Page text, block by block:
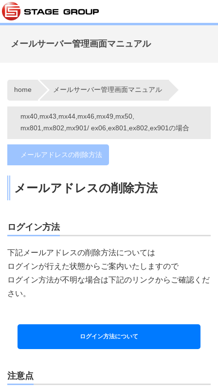
メールサーバー管理画面マニュアル
home メールサーバー管理画面マニュアル
mx40,mx43,mx44,mx46,mx49,mx50,
mx801,mx802,mx901/ ex06,ex801,ex802,ex901の場合
メールアドレスの削除方法
メールアドレスの削除方法
ログイン方法
下記メールアドレスの削除方法については
ログインが行えた状態からご案内いたしますので
ログイン方法が不明な場合は下記のリンクからご確認くだ
さい。
ログイン方法について
注意点